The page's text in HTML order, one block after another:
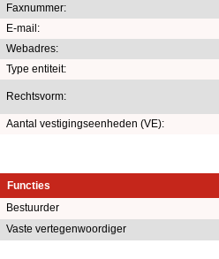
Faxnummer:
E-mail:
Webadres:
Type entiteit:
Rechtsvorm:
Aantal vestigingseenheden (VE):
Functies
Bestuurder
Vaste vertegenwoordiger